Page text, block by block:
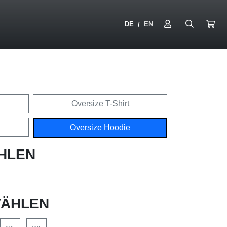
DE / EN
Oversize T-Shirt
Oversize Hoodie